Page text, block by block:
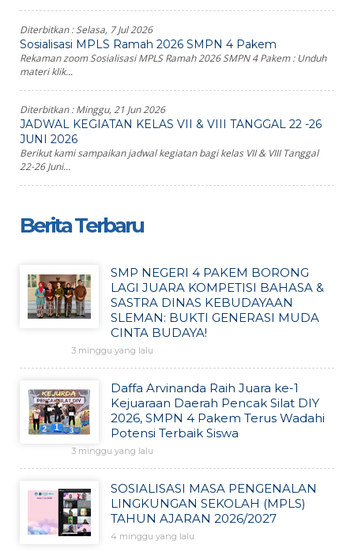
Diterbitkan :Selasa, 7 Jul 2026
Sosialisasi MPLS Ramah 2026 SMPN 4 Pakem
Rekaman zoom Sosialisasi MPLS Ramah 2026 SMPN 4 Pakem : Unduh
materi klik...
Diterbitkan :Minggu, 21 Jun 2026
JADWAL KEGIATAN KELAS VII & VIII TANGGAL 22 -26
JUNI 2026
Berikut kami sampaikan jadwal kegiatan bagi kelas VII & VIII Tanggal
22-26 Juni...
Berita Terbaru
SMP NEGERI 4 PAKEM BORONG
LAGI JUARA KOMPETISI BAHASA &
SASTRA DINAS KEBUDAYAAN
SLEMAN: BUKTI GENERASI MUDA
CINTA BUDAYA!
3 minggu yang lalu
Daffa Arvinanda Raih Juara ke-1
Kejuaraan Daerah Pencak Silat DIY
2026, SMPN 4 Pakem Terus Wadahi
Potensi Terbaik Siswa
3 minggu yang lalu
SOSIALISASI MASA PENGENALAN
LINGKUNGAN SEKOLAH (MPLS)
TAHUN AJARAN 2026/2027
4 minggu yang lalu